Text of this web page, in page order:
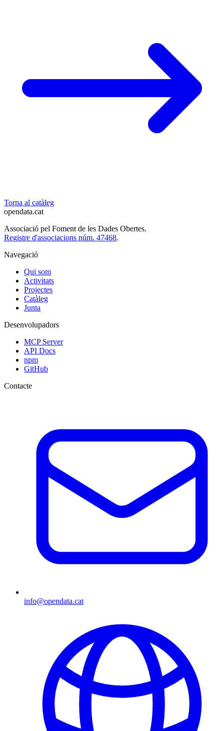
Torna al catàleg
opendata.cat
Associació pel Foment de les Dades Obertes.
Registre d'associacions núm. 47468.
Navegació
Qui som
Activitats
Projectes
Catàleg
Junta
Desenvolupadors
MCP Server
API Docs
npm
GitHub
Contacte
info@opendata.cat